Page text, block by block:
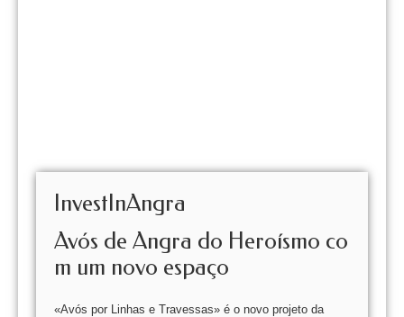
InvestInAngra
Avós de Angra do Heroísmo co
m um novo espaço
«Avós por Linhas e Travessas» é o novo projeto da